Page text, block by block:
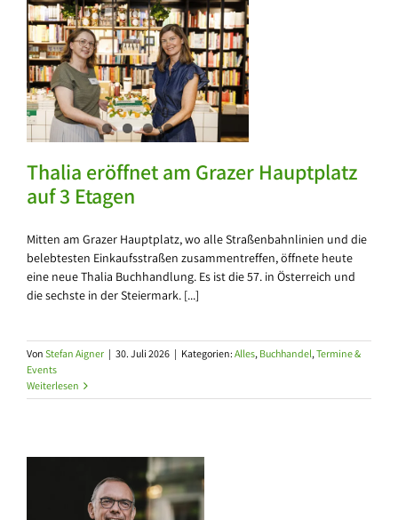
Thalia eröffnet am Grazer Hauptplatz
auf 3 Etagen
Mitten am Grazer Hauptplatz, wo alle Straßenbahnlinien und die
belebtesten Einkaufsstraßen zusammentreffen, öffnete heute
eine neue Thalia Buchhandlung. Es ist die 57. in Österreich und
die sechste in der Steiermark. [...]
Von Stefan Aigner | 30. Juli 2026 | Kategorien: Alles, Buchhandel,Termine &
Events
Weiterlesen